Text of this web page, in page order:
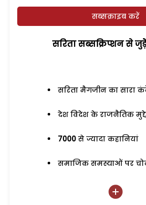
सब्सक्राइब करें
सरिता सब्सक्रिप्शन से
सरिता मैगजीन का सारा
देश विदेश के राजनैतिक मुद्दे
7000 से ज्यादा कहानियां
समाजिक समस्याओं पर